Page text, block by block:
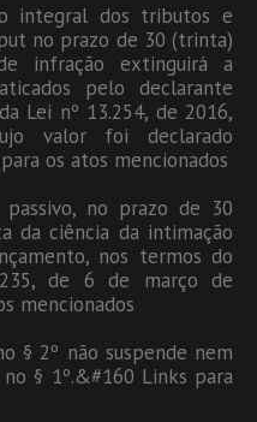
integral dos tributos e
no prazo de 30 (trinta)
infração extinguirá a
pelo declarante
Lei nº 13.254, de 2016,
valor foi declarado
os atos mencionados
no prazo de 30
da ciência da intimação
nos termos do
de 6 de março de
mencionados
§ 2º não suspende nem
§ 1º.&#160 Links para